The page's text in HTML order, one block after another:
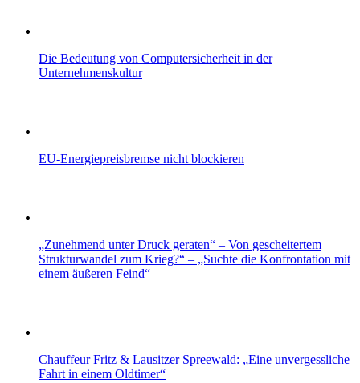
Die Bedeutung von Computersicherheit in der
Unternehmenskultur
EU-Energiepreisbremse nicht blockieren
„Zunehmend unter Druck geraten“ – Von gescheitertem
Strukturwandel zum Krieg?“ – „Suchte die Konfrontation mit
einem äußeren Feind“
Chauffeur Fritz & Lausitzer Spreewald: „Eine unvergessliche
Fahrt in einem Oldtimer“